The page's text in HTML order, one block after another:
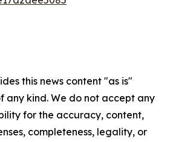
this news content "as is"
any kind. We do not accept any
for the accuracy, content,
completeness, legality, or